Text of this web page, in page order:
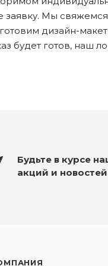
заявку. Мы
дизайн-
будет готов, наш
Будьте в курсе
акций и новостей